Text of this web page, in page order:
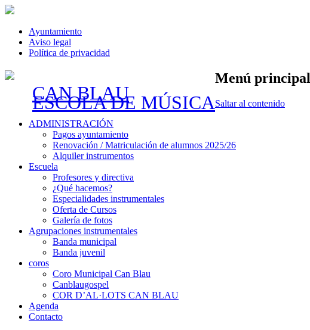
Ayuntamiento
Aviso legal
Política de privacidad
CAN BLAU
ESCOLA DE MÚSICA
Menú principal
Saltar al contenido
ADMINISTRACIÓN
Pagos ayuntamiento
Renovación / Matriculación de alumnos 2025/26
Alquiler instrumentos
Escuela
Profesores y directiva
¿Qué hacemos?
Especialidades instrumentales
Oferta de Cursos
Galería de fotos
Agrupaciones instrumentales
Banda municipal
Banda juvenil
coros
Coro Municipal Can Blau
Canblaugospel
COR D’AL·LOTS CAN BLAU
Agenda
Contacto